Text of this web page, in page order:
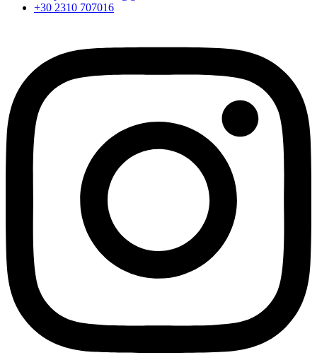
+30 2310 707016